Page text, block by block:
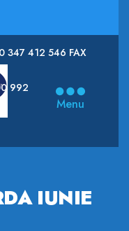
347 412 546 FAX
992Municipal
Menu
IUNIE